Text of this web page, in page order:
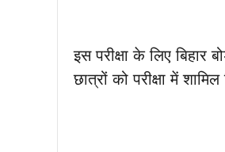
इस परीक्षा के लिए बिहार
छात्रों को परीक्षा में